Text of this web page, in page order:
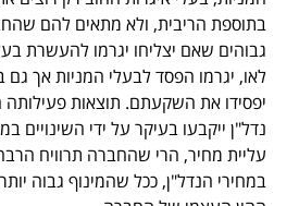
בתוספת הריבית, ולא מתאים להם
גבוהים שאם יצליחו יגרמו להעשרת
לאו, יגרמו הפסד לבעלי המניות אך גם
יפסידו את השקעתם. תוצאות
נדל"ן ייקבעו בעיקר על ידי השינויים
עליית מחיר, הרי שהחברה תרוויח
במחירי הנדל"ן, ככל שהמינוף גבוה